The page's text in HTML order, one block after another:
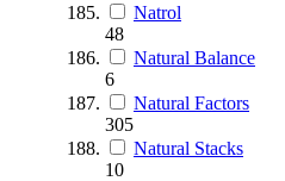
Natrol
48
Natural Balance
6
Natural Factors
305
Natural Stacks
10